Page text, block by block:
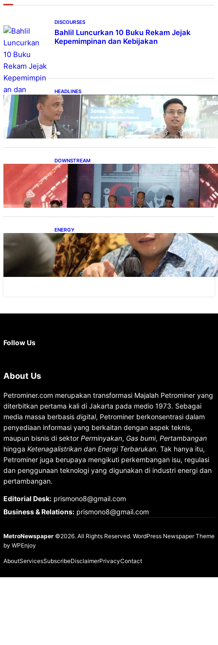
DISCOURSES
Bahlil Luncurkan 10 Buku Rekam Jejak
Kepemimpinan dan Kebijakan
HEADLINES
Teknologi Keselamatan, Penentu Baru
Persaingan Industri Otomotif
DOWNSTREAM
Terbuka, Peluang Usaha bagi IKM Alas Kaki
Lokal
ENERGY
IESR: Kepemimpinan Terpadu jadi Kunci
Percepatan PLTS 100 GW
Follow Us
About Us
Petrominer.com merupakan transformasi Majalah Petrominer yang
diterbitkan pertama kali di Jakarta pada medio 1973. Sebagai
media massa berbasis digital, Petrominer berkonsentrasi dalam
penyediaan informasi yang berkaitan dengan aspek teknis,
maupun bisnis di sektor Perminyakan, Gas bumi, Pertambangan
hingga Ketenagalistrikan dan Energi Terbarukan. Tak hanya itu,
Petrominer juga berupaya mengikuti perkembangan isu, regulasi
dan penggunaan teknologi yang digunakan di industri energi dan
pertambangan.
Editorial Desk:prismono8@gmail.com
Business & Relations:prismono8@gmail.com
MetroNewspaper©2026. All Rights Reserved. WordPress Newspaper Theme
by WPEnjoy
AboutServicesSubscribeDisclaimerPrivacyContact